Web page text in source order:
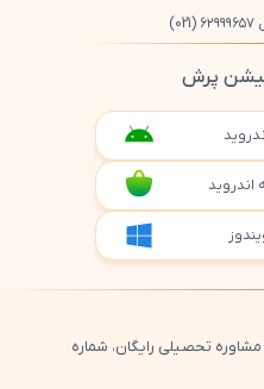
(021)
پرش
اندروید
تحصیلی رایگان، شماره